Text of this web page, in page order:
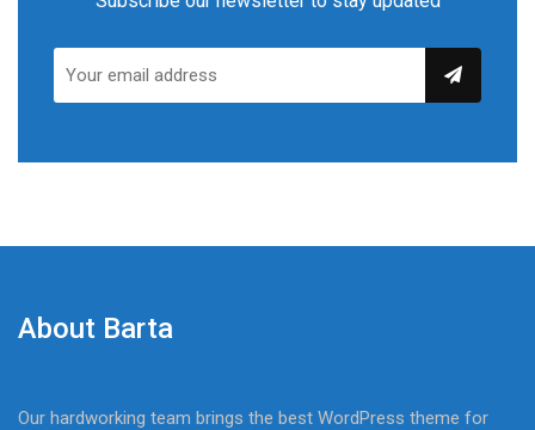
About Barta
Our hardworking team brings the best WordPress theme for